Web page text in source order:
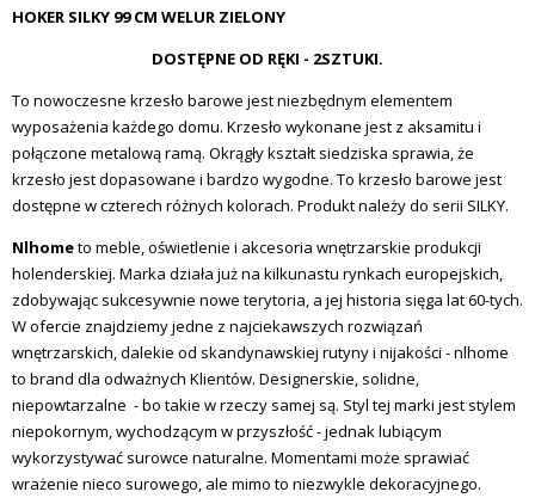
HOKER SILKY 99 CM WELUR ZIELONY
DOSTĘPNE OD RĘKI - 2SZTUKI.
To nowoczesne krzesło barowe jest niezbędnym elementem
wyposażenia każdego domu. Krzesło wykonane jest z aksamitu i
połączone metalową ramą. Okrągły kształt siedziska sprawia, że
krzesło jest dopasowane i bardzo wygodne. To krzesło barowe jest
dostępne w czterech różnych kolorach. Produkt należy do serii SILKY.
Nlhometo meble, oświetlenie i akcesoria wnętrzarskie produkcji
holenderskiej. Marka działa już na kilkunastu rynkach europejskich,
zdobywając sukcesywnie nowe terytoria, a jej historia sięga lat 60-tych.
W ofercie znajdziemy jedne z najciekawszych rozwiązań
wnętrzarskich, dalekie od skandynawskiej rutyny i nijakości - nlhome
to brand dla odważnych Klientów. Designerskie, solidne,
niepowtarzalne - bo takie w rzeczy samej są. Styl tej marki jest stylem
niepokornym, wychodzącym w przyszłość - jednak lubiącym
wykorzystywać surowce naturalne. Momentami może sprawiać
wrażenie nieco surowego, ale mimo to niezwykle dekoracyjnego.